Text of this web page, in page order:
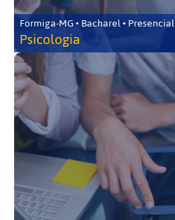
Formiga-MG • Bacharel • Presencial
Psicologia